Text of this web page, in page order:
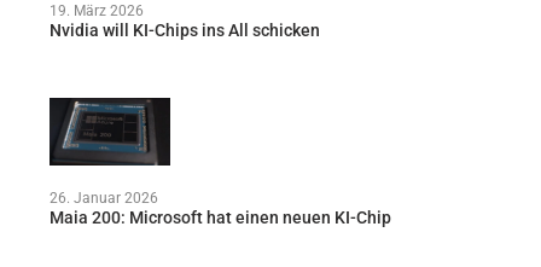
19. März 2026
Nvidia will KI-Chips ins All schicken
26. Januar 2026
Maia 200: Microsoft hat einen neuen KI-Chip